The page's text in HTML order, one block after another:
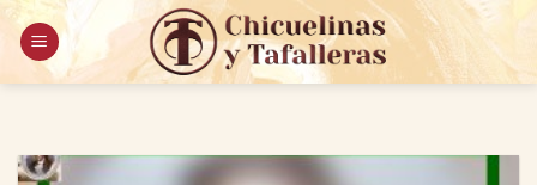
Saltar
contenido